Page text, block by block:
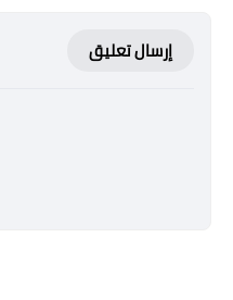
إرسال تعليق